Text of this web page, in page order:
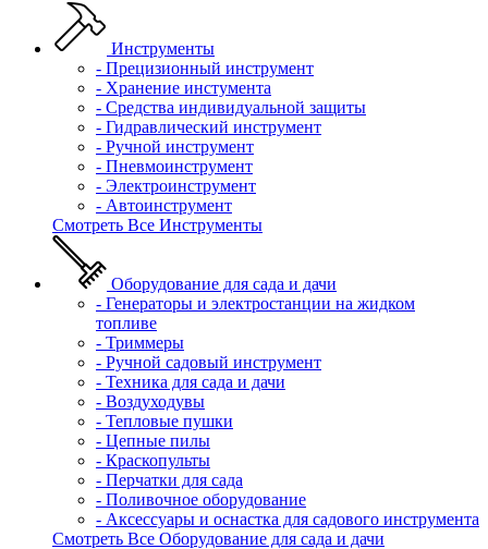
Инструменты
- Прецизионный инструмент
- Хранение инстумента
- Средства индивидуальной защиты
- Гидравлический инструмент
- Ручной инструмент
- Пневмоинструмент
- Электроинструмент
- Автоинструмент
Смотреть Все Инструменты
Оборудование для сада и дачи
- Генераторы и электростанции на жидком
топливе
- Триммеры
- Ручной садовый инструмент
- Техника для сада и дачи
- Воздуходувы
- Тепловые пушки
- Цепные пилы
- Краскопульты
- Перчатки для сада
- Поливочное оборудование
- Аксессуары и оснастка для садового инструмента
Смотреть Все Оборудование для сада и дачи